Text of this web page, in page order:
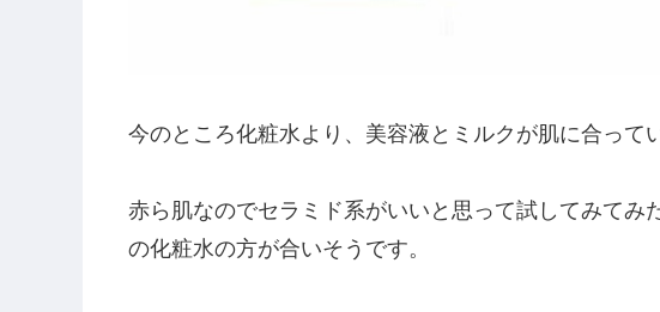
今のところ化粧水より、美容液とミルクが肌に合って
赤ら肌なのでセラミド系がいいと思って試してみてみ
の化粧水の方が合いそうです。